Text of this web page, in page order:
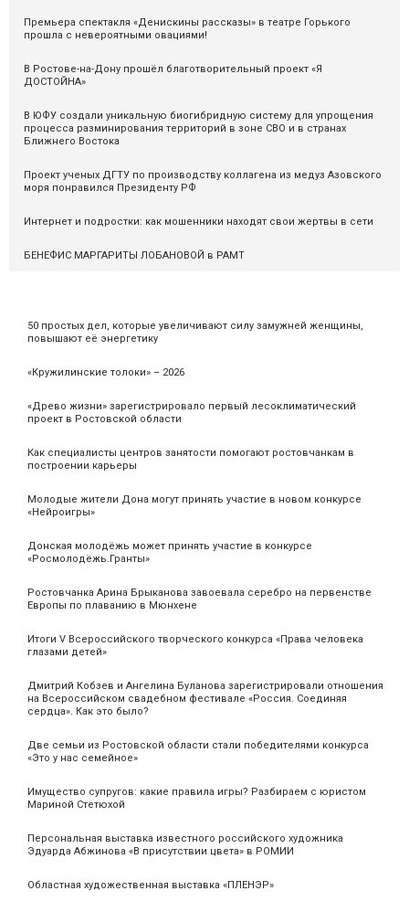
50 простых дел, которые увеличивают силу замужней женщины,
повышают её энергетику
«Кружилинские толоки» – 2026
«Древо жизни» зарегистрировало первый лесоклиматический
проект в Ростовской области
Как специалисты центров занятости помогают ростовчанкам в
построении карьеры
Молодые жители Дона могут принять участие в новом конкурсе
«Нейроигры»
Донская молодёжь может принять участие в конкурсе
«Росмолодёжь.Гранты»
Ростовчанка Арина Брыканова завоевала серебро на первенстве
Европы по плаванию в Мюнхене
Итоги V Всероссийского творческого конкурса «Права человека
глазами детей»
Дмитрий Кобзев и Ангелина Буланова зарегистрировали отношения
на Всероссийском свадебном фестивале «Россия. Соединяя
сердца». Как это было?
Две семьи из Ростовской области стали победителями конкурса
«Это у нас семейное»
Имущество супругов: какие правила игры? Разбираем с юристом
Мариной Стетюхой
Персональная выставка известного российского художника
Эдуарда Абжинова «В присутствии цвета» в РОМИИ
Областная художественная выставка «ПЛЕНЭР»
Премьера спектакля «Денискины рассказы» в театре Горького
прошла с невероятными овациями!
В Ростове-на-Дону прошёл благотворительный проект «Я
ДОСТОЙНА»
В ЮФУ создали уникальную биогибридную систему для упрощения
процесса разминирования территорий в зоне СВО и в странах
Ближнего Востока
Проект ученых ДГТУ по производству коллагена из медуз Азовского
моря понравился Президенту РФ
Интернет и подростки: как мошенники находят свои жертвы в сети
БЕНЕФИС МАРГАРИТЫ ЛОБАНОВОЙ в РАМТ